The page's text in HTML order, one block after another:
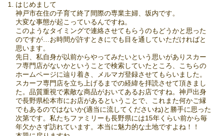
はじめまして
神戸市在住の子育て終了間際の専業主婦、坂内です。
大変な事態が起こっているんですね。
このようなタイミングで連絡させてもらうのもどうかと思った
のですが…お時間が許すときにでも目を通していただければと
思います。
先日、私自身が以前からやってみたいという思いがありスカー
フ専門店がないかということで検索していたところ、こちらの
ホームページに辿り着き、メルマガ登録させてもらいました。
スカーフ専門店を立ち上げるまでの経緯を拝読させて頂きまし
た。品質重視で素敵な商品がおいてあるお店ですね。神戸出身
で長野県松本市にお店があるということで、これまた何かご縁
でもあるのではないか(適当に流してくださいね)と勝手に思った
次第です。私たちファミリーも長野県には15年くらい前から毎
年欠かさず訪れています。本当に魅力的な土地ですよね！！